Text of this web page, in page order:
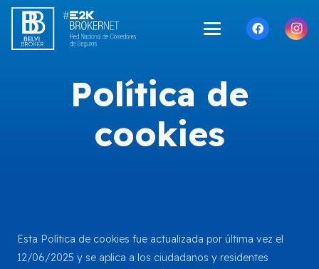
Política de
cookies
Esta Política de cookies fue actualizada por última vez el
12/06/2025 y se aplica a los ciudadanos y residentes